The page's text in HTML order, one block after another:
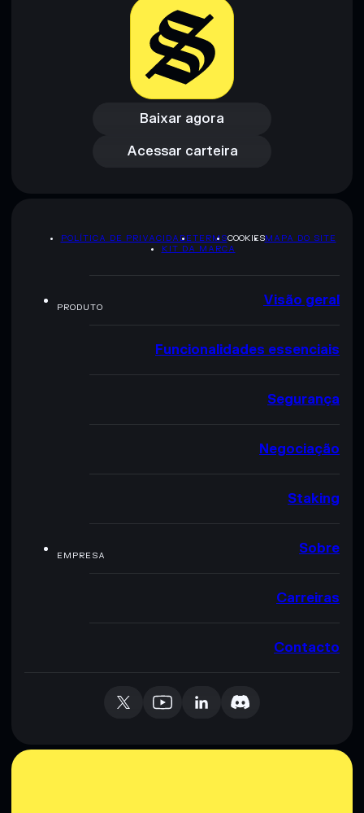
Baixar agora
Baixar agora
Acessar carteira
Acessar carteira
POLÍTICA DE PRIVACIDADETERMSCOOKIESMAPA DO SITE
KIT DA MARCA
PRODUTO Visão geral
Funcionalidades essenciais
Segurança
Negociação
Staking
EMPRESA Sobre
Carreiras
Contacto